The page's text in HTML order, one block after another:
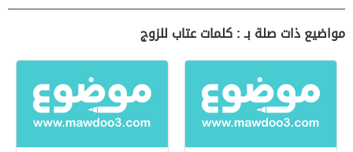
مواضيع ذات صلة بـ : كلمات عتاب للزوج